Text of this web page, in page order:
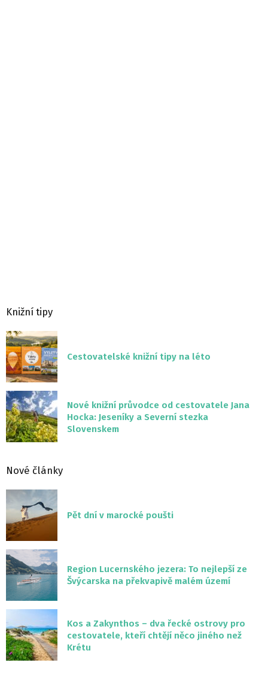
Knižní tipy
Cestovatelské knižní tipy na léto
Nové knižní průvodce od cestovatele Jana
Hocka: Jeseníky a Severní stezka
Slovenskem
Nové články
Pět dní v marocké poušti
Region Lucernského jezera: To nejlepší ze
Švýcarska na překvapivě malém území
Kos a Zakynthos – dva řecké ostrovy pro
cestovatele, kteří chtějí něco jiného než
Krétu